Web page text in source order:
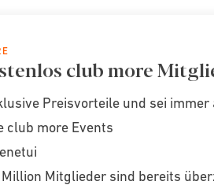
club more
Preisvorteile und sei
club more Events
Mitglieder sind bereits